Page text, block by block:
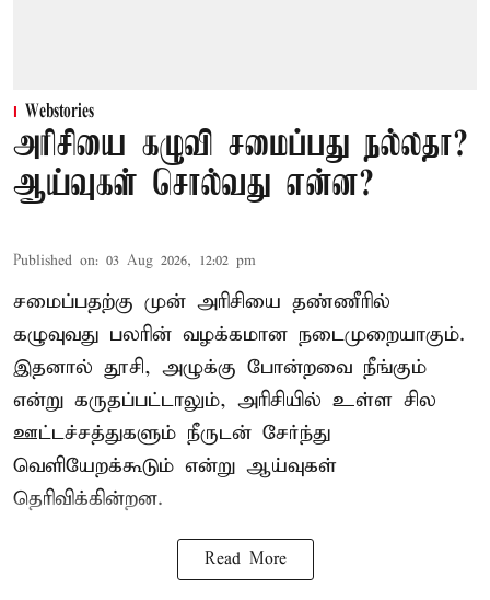
Webstories
அரிசியை கழுவி சமைப்பது நல்லதா?
ஆய்வுகள் சொல்வது என்ன?
Published on: 03 Aug 2026, 12:02 pm
சமைப்பதற்கு முன் அரிசியை தண்ணீரில்
கழுவுவது பலரின் வழக்கமான நடைமுறையாகும்.
இதனால் தூசி, அழுக்கு போன்றவை நீங்கும்
என்று கருதப்பட்டாலும், அரிசியில் உள்ள சில
ஊட்டச்சத்துகளும் நீருடன் சேர்ந்து
வெளியேறக்கூடும் என்று ஆய்வுகள்
தெரிவிக்கின்றன.
Read More